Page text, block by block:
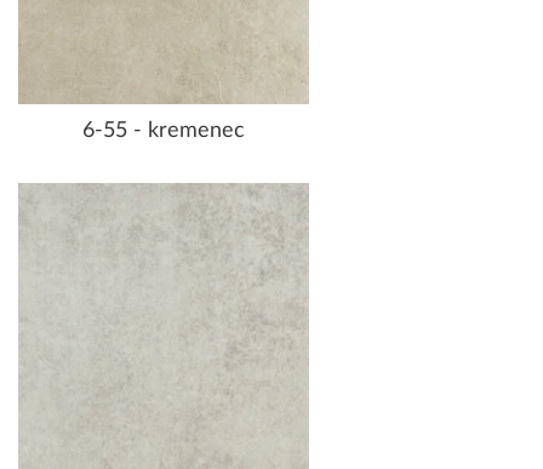
6-55 - kremenec